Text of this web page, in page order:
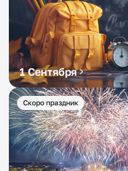
1 Сентября
Скоро праздник